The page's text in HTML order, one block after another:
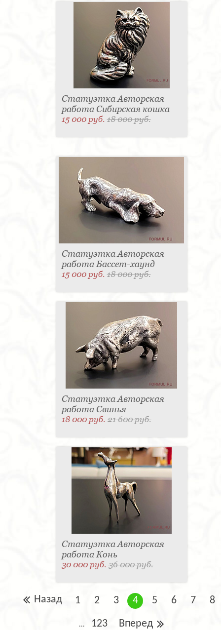
Статуэтка Авторская
работа Сибирская кошка
15 000 руб.18 000 руб.
Статуэтка Авторская
работа Бассет-хаунд
15 000 руб.18 000 руб.
Статуэтка Авторская
работа Свинья
18 000 руб.21 600 руб.
Статуэтка Авторская
работа Конь
30 000 руб.36 000 руб.
Назад 1 2 3 4 5 6 7 8
... 123 Вперед